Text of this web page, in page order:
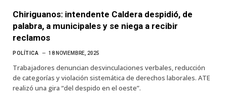
Chiriguanos: intendente Caldera despidió, de
palabra, a municipales y se niega a recibir
reclamos
POLÍTICA 18 NOVIEMBRE, 2025
Trabajadores denuncian desvinculaciones verbales, reducción
de categorías y violación sistemática de derechos laborales. ATE
realizó una gira “del despido en el oeste”.